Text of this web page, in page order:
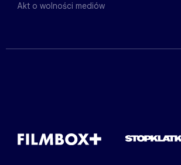
Akt o wolności mediów